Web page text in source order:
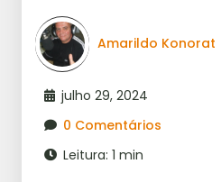
Amarildo Konorat
julho 29, 2024
0 Comentários
Leitura: 1 min